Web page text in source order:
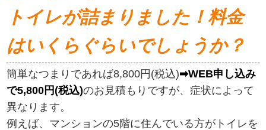
トイレが詰まりました！料金
はいくらぐらいでしょうか？
簡単なつまりであれば8,800円(税込)➡WEB申し込み
で5,800円(税込)のお見積もりですが、症状によって
異なります。
例えば、マンションの5階に住んでいる方がトイレを